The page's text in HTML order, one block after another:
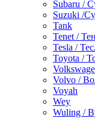
Subaru /
Suzuki /
Tank
Tenet /
Tesla /
Toyota /
Volvo /
Voyah
Wey
Wuling /